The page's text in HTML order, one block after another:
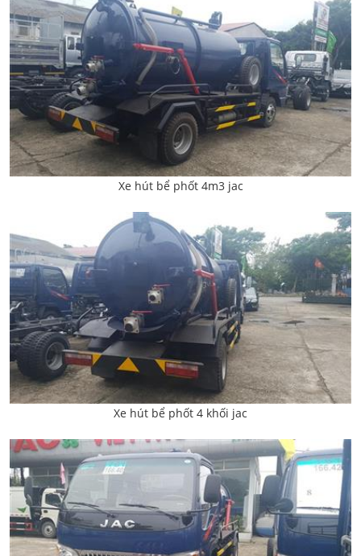
Xe hút bể phốt 4m3 jac
Xe hút bể phốt 4 khối jac